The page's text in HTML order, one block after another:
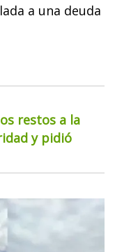
a una deuda
restos a la
y pidió